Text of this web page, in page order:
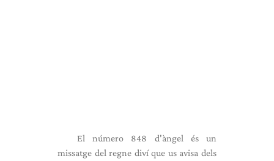
El número 848 d'àngel és un
missatge del regne diví que us avisa dels